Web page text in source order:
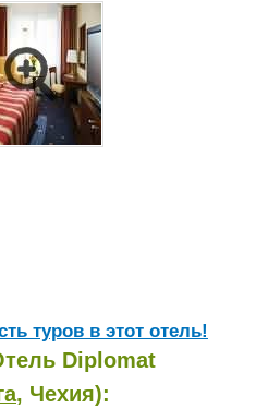
туров в этот отель!
Diplomat
, Чехия):